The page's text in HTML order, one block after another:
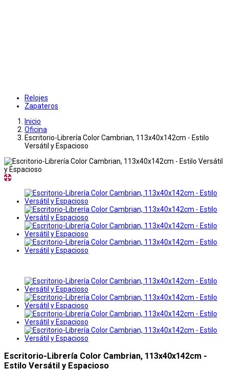
Relojes
Zapateros
Inicio
Oficina
Escritorio-Librería Color Cambrian, 113x40x142cm - Estilo
Versátil y Espacioso
Escritorio-Librería Color Cambrian, 113x40x142cm -
Estilo Versátil y Espacioso